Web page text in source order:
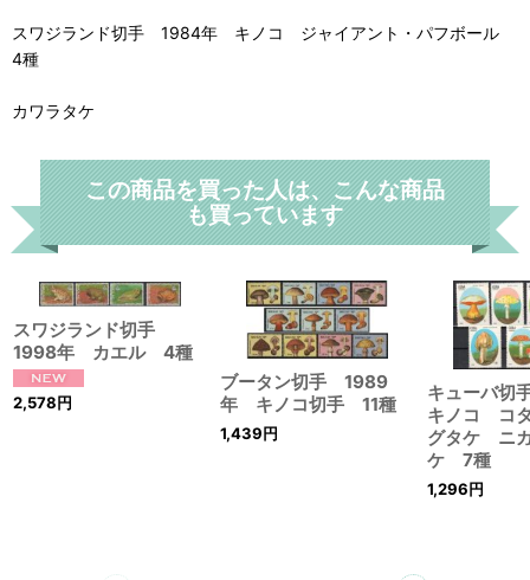
スワジランド切手 1984年 キノコ ジャイアント・パフボール
4種
カワラタケ
この商品を買った人は、こんな商品
も買っています
スワジランド切手
1998年 カエル 4種
2,578円
ブータン切手 1989
年 キノコ切手 11種
1,439円
キューバ
キノコ コ
グタケ ニ
ケ 7種
1,296円